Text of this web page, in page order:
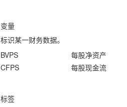
变量
标识某一财务数据。
BVPS
每股净资产
CFPS
每股现金流
标签